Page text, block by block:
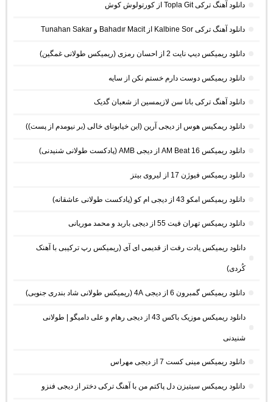
دانلود آهنگ ترکی Topla Git از کورتولوش کوش
دانلود آهنگ ترکی Kalbine Sor از Bahadır Macit و Tunahan Sakar
دانلود ریمیکس دیپ نایت 2 از احسان رمزی (ریمیکس طولانی غمگین)
دانلود ریمیکس دوست دارم خستم نکن از سایه
دانلود آهنگ ترکی بانا سن لازیمسین از شعبان گدیک
دانلود ریمکیس هوس از دیجی آرین (این خیابونای خالی (بر نیومدم از پست))
دانلود ریمیکس AM Beat 16 از دیجی AMB (پادکست طولانی شنیدنی)
دانلود ریمیکس فیوژن 17 از لیروی بیتز
دانلود ریمیکس امکو 43 از دیجی ام کو (پادکست طولانی عاشقانه)
دانلود ریمیکس تهران فیت 55 از دیجی باربد و محمد موریانی
دانلود ریمیکس یادت رفت از قدیمی ای آی (ریمیکس رپ ترکیبی با آهنک
کُردی)
دانلود ریمیکس گمبرون 6 از دیجی 4A (ریمیکس طولانی شاد بندری جنوبی)
دانلود ریمیکس موزیک باکس 43 از دیجی رهام و علی دامیگو | طولانی
شنیدنی
دانلود ریمیکس مینی کست 7 از دیجی مهراس
دانلود ریمیکس سیتیزن دل پاکتم من با آهنگ ترکی دختر از دیجی فنزو